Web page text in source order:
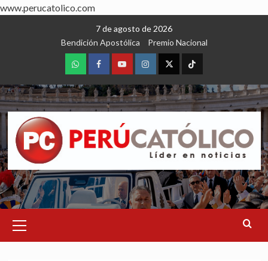
www.perucatolico.com
7 de agosto de 2026
Bendición Apostólica
Premio Nacional
WhatsAppFacebookYoutubeInstagram
X TikTok
Menu